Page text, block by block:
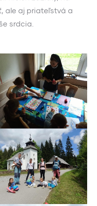
ale aj priateľstvá a
srdcia.